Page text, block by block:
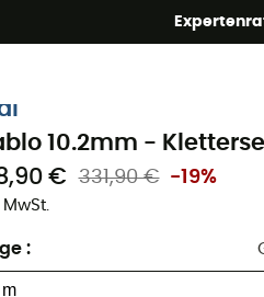
10.2mm -
€
331,90 € -19%
: